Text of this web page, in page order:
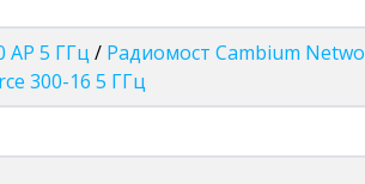
AP 5 ГГц / Радиомост Cambium
300-16 5 ГГц